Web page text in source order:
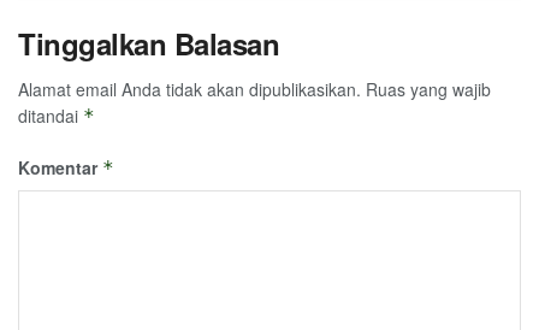
Tinggalkan Balasan
Alamat email Anda tidak akan dipublikasikan. Ruas yang wajib
ditandai *
Komentar *